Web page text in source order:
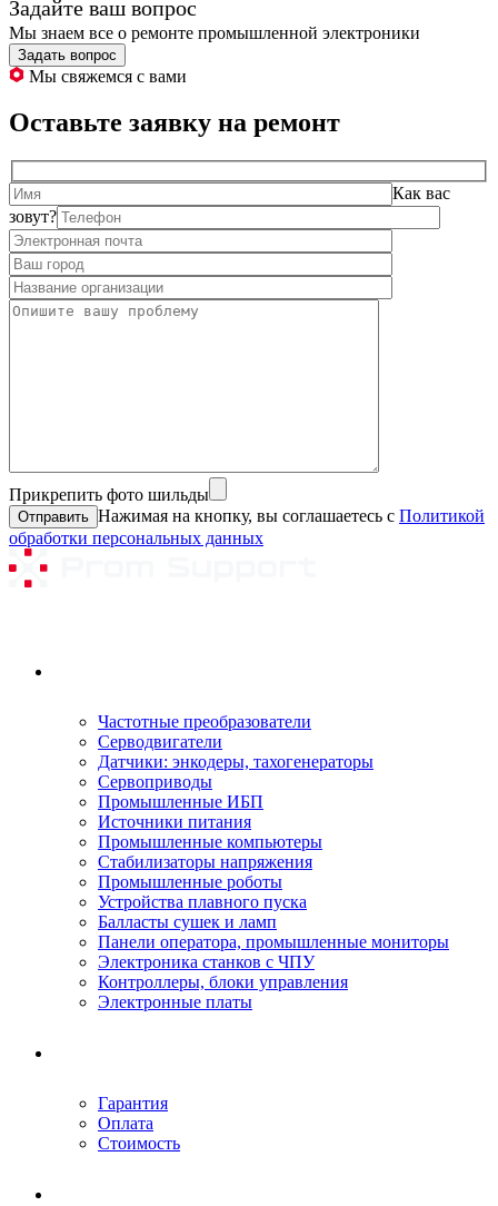
Задайте ваш вопрос
Мы знаем все о ремонте промышленной электроники
Задать вопрос
Мы свяжемся с вами
Оставьте заявку на ремонт
Как вас
зовут?
Прикрепить фото шильды
Нажимая на кнопку, вы соглашаетесь с Политикой
обработки персональных данных
Частотные преобразователи
Серводвигатели
Датчики: энкодеры, тахогенераторы
Сервоприводы
Промышленные ИБП
Источники питания
Промышленные компьютеры
Стабилизаторы напряжения
Промышленные роботы
Устройства плавного пуска
Балласты сушек и ламп
Панели оператора, промышленные мониторы
Электроника станков с ЧПУ
Контроллеры, блоки управления
Электронные платы
Гарантия
Оплата
Стоимость